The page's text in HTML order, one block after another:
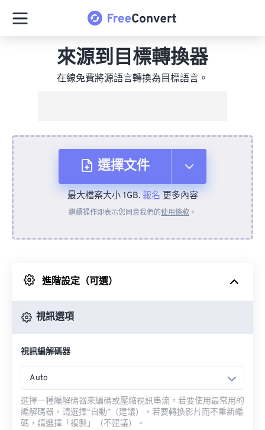
來源到目標轉換器
在線免費將源語言轉換為目標語言。
選擇文件
來自裝置
來自 Google 雲端硬碟
最大檔案大小 1GB.報名更多內容
繼續操作即表示您同意我們的使用條款 。
進階設定（可選）
視訊選項
視訊編解碼器
Auto
選擇一種編解碼器來編碼或壓縮視訊串流。若要使用最常用的
編解碼器，請選擇“自動”（建議）。若要轉換影片而不重新編
碼，請選擇「複製」（不建議）。